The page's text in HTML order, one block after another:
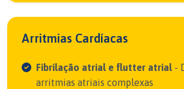
Arritmias Cardíacas
Fibrilação atrial e flutter atrial -
arritmias atriais complexas